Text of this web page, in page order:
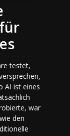
testet,
AI ist eines
war
den